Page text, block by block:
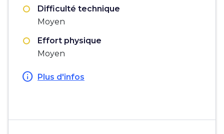
Difficulté technique
Moyen
Effort physique
Moyen
info Plus d'infos